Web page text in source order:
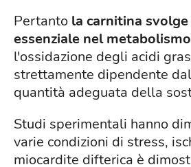
Pertanto la carnitina
essenziale nel
l'ossidazione degli acidi
strettamente dipendente
quantità adeguata della
Studi sperimentali hanno
varie condizioni di stress,
miocardite difterica è